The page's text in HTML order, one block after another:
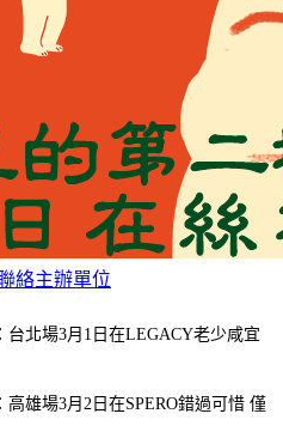
絡主辦單位
北場3月1日在LEGACY老少咸宜
雄場3月2日在SPERO錯過可惜 僅